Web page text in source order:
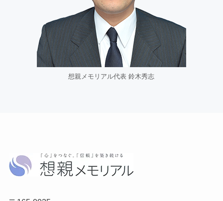
想親メモリアル代表 鈴木秀志